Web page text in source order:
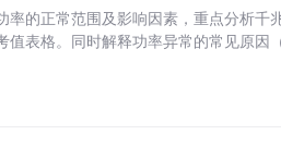
率的正常范围及影响因素，重点分析千
值表格。同时解释功率异常的常见原